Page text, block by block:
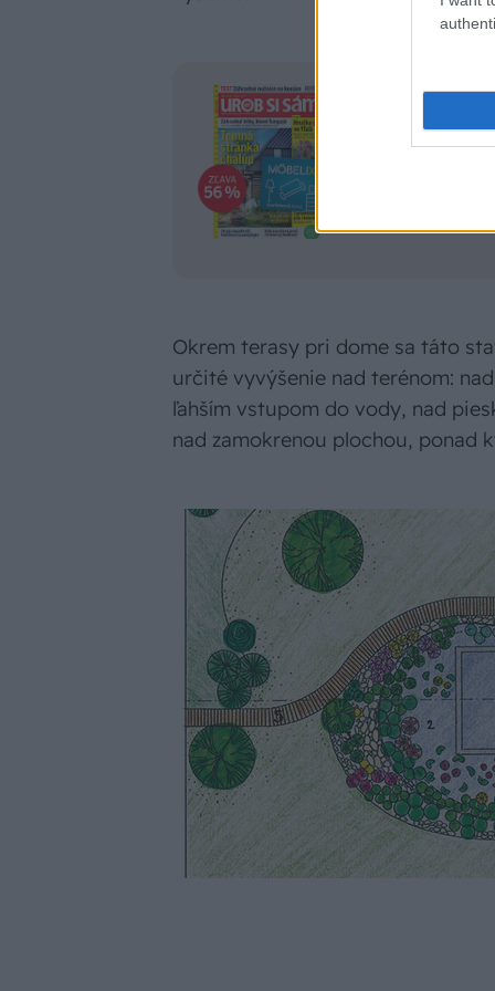
UROB SI
Predplaťte si
Okrem terasy pri dome sa táto
určité vyvýšenie nad terénom:
ľahším vstupom do vody, nad
nad zamokrenou plochou, ponad